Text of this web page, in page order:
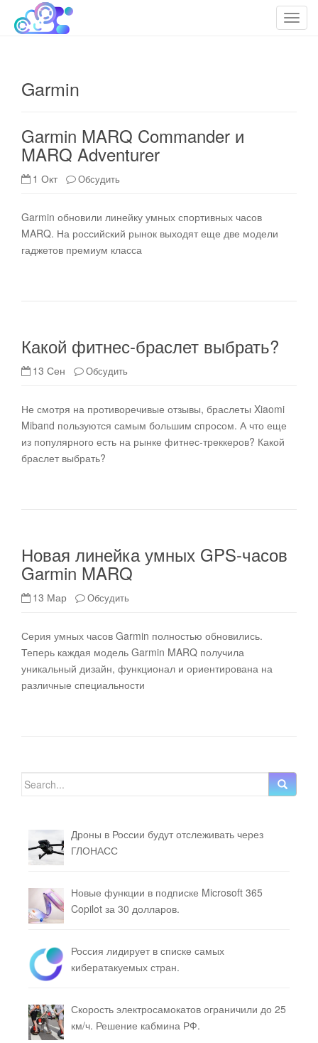
T
Облако технологий
cloudteh.ru
Garmin
Garmin MARQ Commander и
MARQ Adventurer
1 Окт Обсудить
Garmin обновили линейку умных спортивных часов
MARQ. На российский рынок выходят еще две модели
гаджетов премиум класса
Какой фитнес-браслет выбрать?
13 Сен Обсудить
Не смотря на противоречивые отзывы, браслеты Xiaomi
Miband пользуются самым большим спросом. А что еще
из популярного есть на рынке фитнес-треккеров? Какой
браслет выбрать?
Новая линейка умных GPS-часов
Garmin MARQ
13 Мар Обсудить
Серия умных часов Garmin полностью обновились.
Теперь каждая модель Garmin MARQ получила
уникальный дизайн, функционал и ориентирована на
различные специальности
Search for:
Дроны в России будут отслеживать через
ГЛОНАСС
Новые функции в подписке Microsoft 365
Copilot за 30 долларов.
Россия лидирует в списке самых
кибератакуемых стран.
Скорость электросамокатов ограничили до 25
км/ч. Решение кабмина РФ.